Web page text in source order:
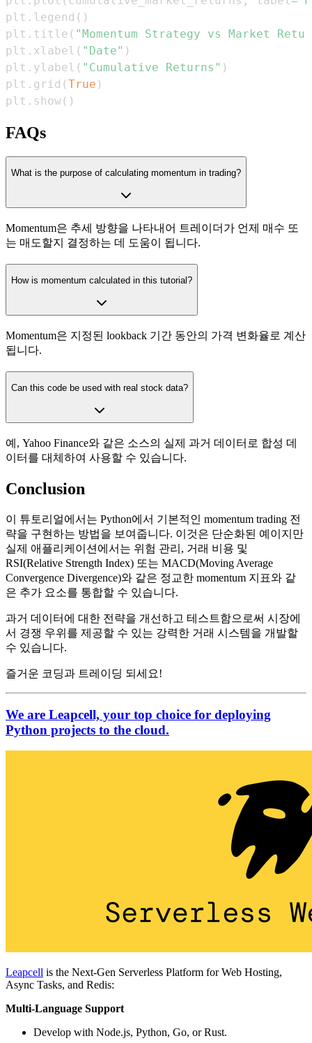
plt . legend ( )
plt . title ( "Momentum Strategy vs Market
plt . xlabel ( "Date" )
plt . ylabel ( "Cumulative Returns" )
plt . grid (True )
plt . show( )
FAQs
What is the purpose of calculating momentum in trading?
Momentum은 추세 방향을 나타내어 트레이더가 언제 매수 또
는 매도할지 결정하는 데 도움이 됩니다.
How is momentum calculated in this tutorial?
Momentum은 지정된 lookback 기간 동안의 가격 변화율로 계산
됩니다.
Can this code be used with real stock data?
예, Yahoo Finance와 같은 소스의 실제 과거 데이터로 합성 데
이터를 대체하여 사용할 수 있습니다.
Conclusion
이 튜토리얼에서는 Python에서 기본적인 momentum trading 전
략을 구현하는 방법을 보여줍니다. 이것은 단순화된 예이지만
실제 애플리케이션에서는 위험 관리, 거래 비용 및
RSI(Relative Strength Index) 또는 MACD(Moving Average
Convergence Divergence)와 같은 정교한 momentum 지표와 같
은 추가 요소를 통합할 수 있습니다.
과거 데이터에 대한 전략을 개선하고 테스트함으로써 시장에
서 경쟁 우위를 제공할 수 있는 강력한 거래 시스템을 개발할
수 있습니다.
즐거운 코딩과 트레이딩 되세요!
We are Leapcell, your top choice for deploying
Python projects to the cloud.
Leapcell is the Next-Gen Serverless Platform for Web Hosting,
Async Tasks, and Redis:
Multi-Language Support
Develop with Node.js, Python, Go, or Rust.